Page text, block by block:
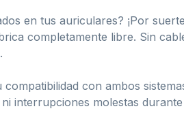
en tus auriculares? ¡Por
completamente libre. Sin
con ambos
interrupciones molestas